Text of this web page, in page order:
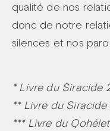
qualité de nos
donc de notre
silences et nos
* Livre du Siracide
** Livre du Siracide
*** Livre du